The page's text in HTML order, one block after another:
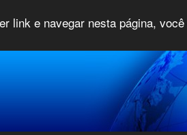
link e navegar nesta página,